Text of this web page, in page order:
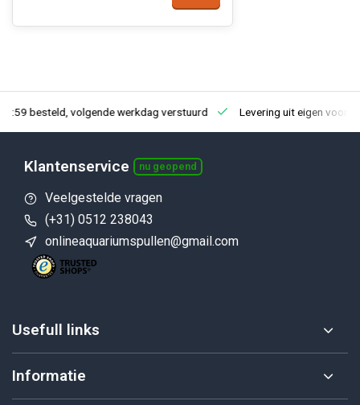
besteld, volgende werkdag verstuurd Levering uit eigen
Klantenservice nu geopend
Veelgestelde vragen
(+31) 0512 238043
onlineaquariumspullen@gmail.com
Usefull links
Informatie